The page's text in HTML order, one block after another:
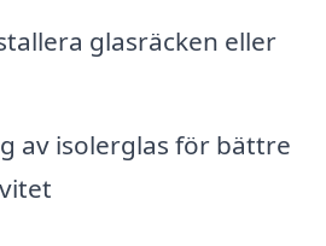
glasräcken eller
av isolerglas för bättre